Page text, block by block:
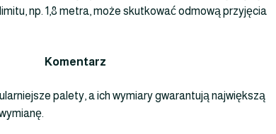
np. 1,8 metra, może skutkować odmową przyjęcia
Komentarz
palety, a ich wymiary gwarantują największą